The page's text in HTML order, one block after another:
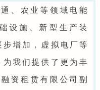
、农业等领域电能
设施、新型生产装
增加，虚拟电厂等
我们提供了更为丰
资租赁有限公司副